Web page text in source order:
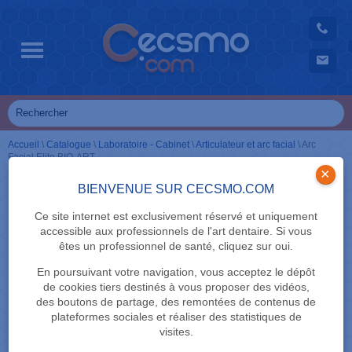
BIENVENUE SUR CECSMO.COM
Ce site internet est exclusivement réservé et uniquement
accessible aux professionnels de l'art dentaire. Si vous
êtes un professionnel de santé, cliquez sur oui.
En poursuivant votre navigation, vous acceptez le dépôt
de cookies tiers destinés à vous proposer des vidéos,
des boutons de partage, des remontées de contenus de
plateformes sociales et réaliser des statistiques de
visites.
×
Accueil \ Catalogue \ Laboratoire - Cabinet \Articulateur et arc facial \Arc
Facial Elite BIO-ART